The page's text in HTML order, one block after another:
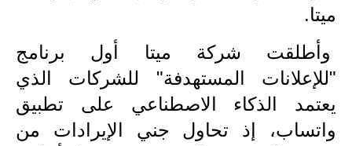
المرحلة الاعدادية
اسئلة وزارية
المرحلة الابتدائية
ميتا.
وأطلقت شركة ميتا أول برنامج
"للإعلانات المستهدفة" للشركات الذي
يعتمد الذكاء الاصطناعي على تطبيق
واتساب، إذ تحاول جني الإيرادات من